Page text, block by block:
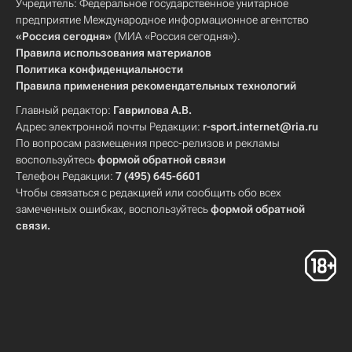
Учредитель: Федеральное государственное унитарное
предприятие Международное информационное агентство
«Россия сегодня» (МИА «Россия сегодня»).
Правила использования материалов
Политика конфиденциальности
Правила применения рекомендательных технологий
Главный редактор: Гаврилова А.В.
Адрес электронной почты Редакции: r-sport.internet@ria.ru
По вопросам размещения пресс-релизов и рекламы
воспользуйтесьформой обратной связи
Телефон Редакции: 7 (495) 645-6601
Чтобы связаться с редакцией или сообщить обо всех
замеченных ошибках, воспользуйтесьформой обратной
связи.